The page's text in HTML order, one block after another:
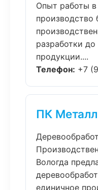
Опыт работы в
производство
разработки
продукции....
Телефон: +7
ПК
Вологда
единичное